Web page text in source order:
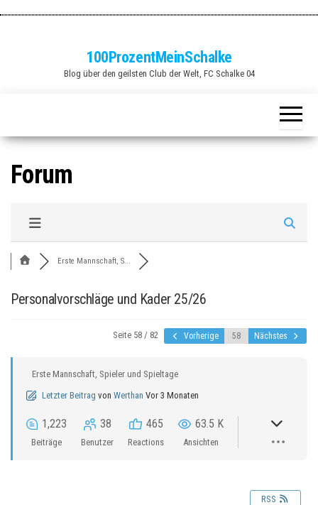
100ProzentMeinSchalke
Blog über den geilsten Club der Welt, FC Schalke 04
Forum
Erste Mannschaft, S...
Personalvorschläge und Kader 25/26
Seite 58 / 82 Vorherige Nächstes
Erste Mannschaft, Spieler und Spieltage
Letzter Beitrag von Werthan Vor 3 Monaten
1,223
Beiträge
38
Benutzer
465
Reactions
63.5 K
Ansichten
RSS